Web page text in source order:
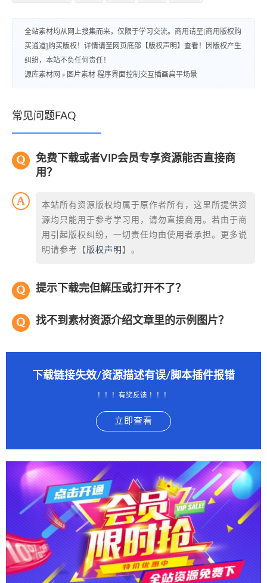
全站素材均从网上搜集而来，仅限于学习交流。商用请至[商用版权购
买通道]购买版权！详情请至网页底部【版权声明】查看！因版权产生
纠纷，本站不负任何责任！
源库素材网 » 图片素材 程序界面控制交互插画扁平场景
常见问题FAQ
免费下载或者VIP会员专享资源能否直接商
用？
本站所有资源版权均属于原作者所有，这里所提供资
源均只能用于参考学习用，请勿直接商用。若由于商
用引起版权纠纷，一切责任均由使用者承担。更多说
明请参考【 版权声明 】。
提示下载完但解压或打开不了？
找不到素材资源介绍文章里的示例图片？
下载链接失效/资源描述有误/脚本插件报错
！！！有奖反馈 ！！！
立即查看